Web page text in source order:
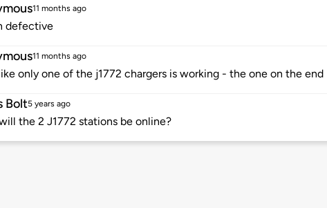
11 months ago
defective
11 months ago
only one of the j1772 chargers is working - the one on the end
Bolt5 years ago
the 2 J1772 stations be online?